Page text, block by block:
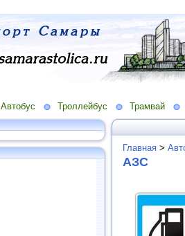
Автобус Троллейбус Трамвай
Главная >
АЗС